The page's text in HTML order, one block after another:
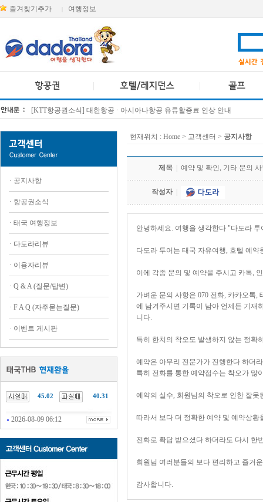
즐겨찾기추가 여행정보
[KTT항공권소식] 대한항공 · 아시아나항공 유류할증료 인상 안내
· 공지사항
· 항공권소식
· 태국 여행정보
· 다도라리뷰
· 이용자리뷰
· Q & A (질문/답변)
· F A Q (자주묻는질문)
· 이벤트 게시판
45.02 40.31
2026-08-09 06:12
현재위치 : Home > 고객센터 > 공지사항
제목 예약 및 확인, 기타 문의
작성자
안녕하세요. 여행을 생각한다 "다도라 투
다도라 투어는 태국 자유여행, 호텔 예
이에 각종 문의 및 예약을 주시고 카톡,
가벼운 문의 사항은 070 전화, 카카오톡
에 남겨주시면 기록이 남아 언제든 기재
니다.
특히 한치의 착오도 발생하지 않는 정확
예약은 아무리 전문가가 진행한다 하더
특히 전화를 통한 예약접수는 착오가 많
예약의 실수, 회원님의 착오로 인한 잘
따라서 보다 더 정확한 예약 및 예약상
전화로 확답 받으셨다 하더라도 다시 한
회원님 여러분들의 보다 편리하고 즐거
감사합니다.